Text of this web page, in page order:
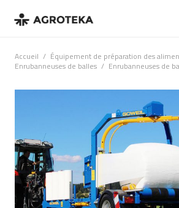
Accueil / Équipement de préparation des
Enrubanneuses de balles / Enrubanneuses de